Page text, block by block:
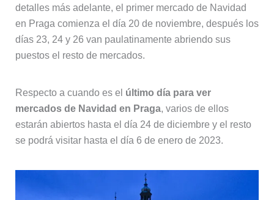
detalles más adelante, el primer mercado de Navidad
en Praga comienza el día 20 de noviembre, después los
días 23, 24 y 26 van paulatinamente abriendo sus
puestos el resto de mercados.
Respecto a cuando es el último día para ver
mercados de Navidad en Praga, varios de ellos
estarán abiertos hasta el día 24 de diciembre y el resto
se podrá visitar hasta el día 6 de enero de 2023.